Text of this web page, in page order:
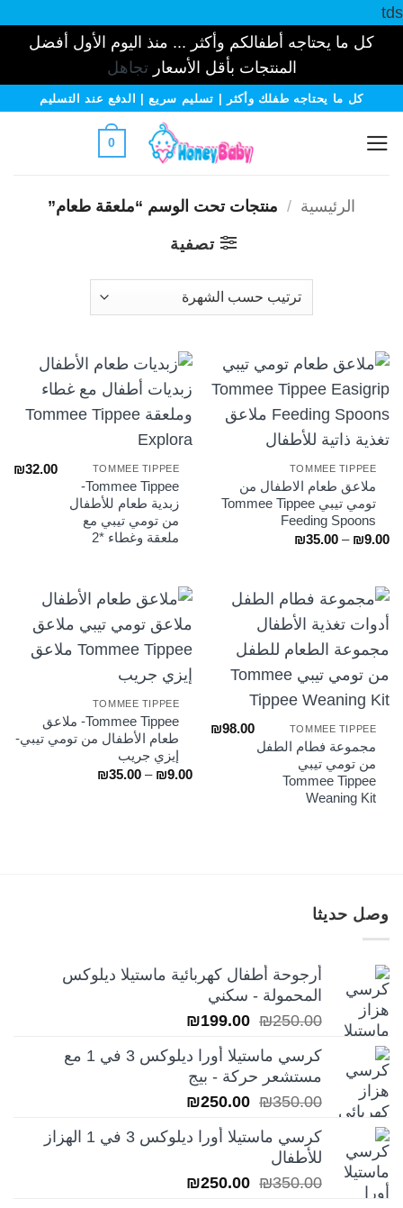
tds
كل ما يحتاجه أطفالكم وأكثر ... منذ اليوم الأول أفضل
المنتجات بأقل الأسعارتجاهل
تخطيكل ما يحتاجه طفلك وأكثر | تسليم سريع | الدفع عند التسليم
0
الرئيسية / منتجات تحت الوسم “ملعقة طعام”
تصفية
TOMMEE TIPPEE
ملاعق طعام الاطفال من
تومي تيبي Tommee Tippee
Feeding Spoons
₪9.00
–
₪35.00
نطاق
خلال
⁦₪35.00⁩
TOMMEE TIPPEE
Tommee Tippee-
زبدية طعام للأطفال
من تومي تيبي مع
ملعقة وغطاء *2
₪32.00
TOMMEE TIPPEE
مجموعة فطام الطفل
من تومي تيبي
Tommee Tippee
Weaning Kit
₪98.00
TOMMEE TIPPEE
Tommee Tippee- ملاعق
طعام الأطفال من تومي تيبي-
إيزي جريب
₪9.00
–
₪35.00
نطاق
وصل حديثا
أرجوحة أطفال كهربائية ماستيلا ديلوكس
المحمولة - سكني
₪250.00
السعر
هو:
₪250.00.
₪199.00
هو:
كرسي ماستيلا أورا ديلوكس 3 في 1 مع
مستشعر حركة - بيج
₪350.00
السعر
هو:
₪250.00
هو:
كرسي ماستيلا أورا ديلوكس 3 في 1 الهزاز
للأطفال
₪350.00
السعر ₪250.00